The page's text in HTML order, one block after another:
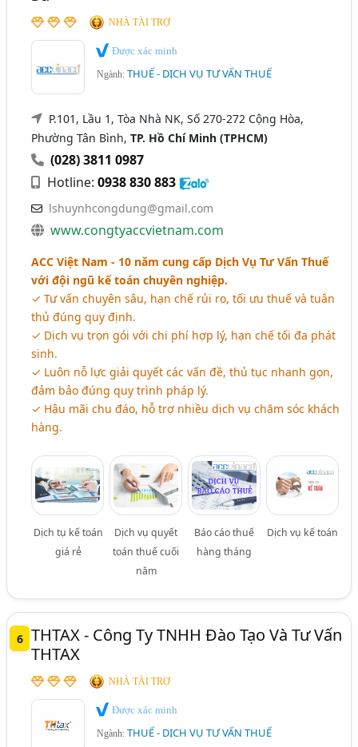
NHÀ TÀI TRỢ
Được xác minh
Ngành:THUẾ - DỊCH VỤ TƯ VẤN THUẾ
P.101, Lầu 1, Tòa Nhà NK, Số 270-272 Cộng Hòa,
Phường Tân Bình,TP. Hồ Chí Minh (TPHCM)
(028) 3811 0987
Hotline:0938 830 883
lshuynhcongdung@gmail.com
www.congtyaccvietnam.com
ACC Việt Nam - 10 năm cung cấp Dịch Vụ Tư Vấn Thuế
với đội ngũ kế toán chuyên nghiệp.
✓ Tư vấn chuyên sâu, hạn chế rủi ro, tối ưu thuế và tuân
thủ đúng quy định.
✓ Dịch vụ trọn gói với chi phí hợp lý, hạn chế tối đa phát
sinh.
✓ Luôn nỗ lực giải quyết các vấn đề, thủ tục nhanh gọn,
đảm bảo đúng quy trình pháp lý.
✓ Hậu mãi chu đáo, hỗ trợ nhiều dịch vụ chăm sóc khách
hàng.
Dịch tụ kế toán
giá rẻ
Dịch vụ quyết
toán thuế cuối
năm
Báo cáo thuế
hàng tháng
Dịch vụ kế toán
6 THTAX - Công Ty TNHH Đào Tạo Và Tư Vấn
THTAX
NHÀ TÀI TRỢ
Được xác minh
Ngành:THUẾ - DỊCH VỤ TƯ VẤN THUẾ